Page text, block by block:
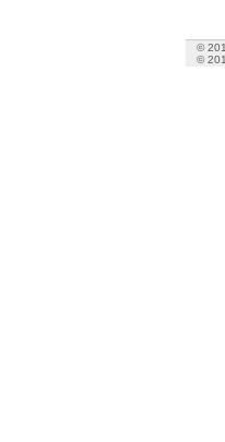
©
©